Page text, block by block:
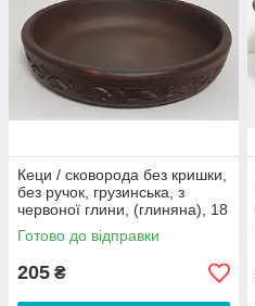
Кеци / сковорода без кришки,
без ручок, грузинська, з
червоної глини, (глиняна), 18
см
Готово до відправки
205 ₴